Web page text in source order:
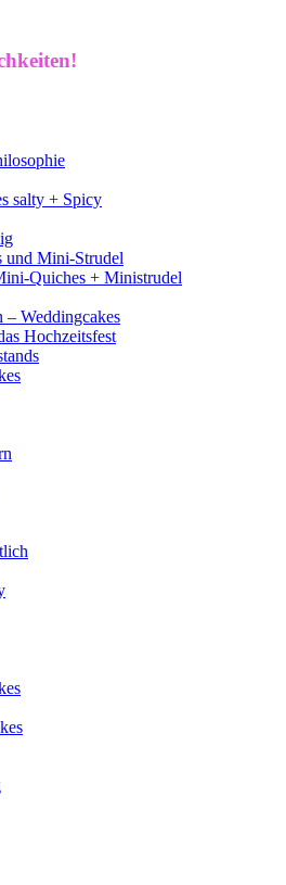
salty + Spicy
und Mini-Strudel
Quiches + Ministrudel
– Weddingcakes
Hochzeitsfest